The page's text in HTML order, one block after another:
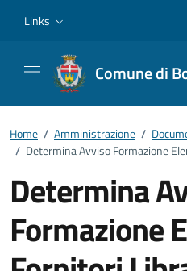
Links
Comune di
Home / Amministrazione /
/ Determina Avviso Formazione
Determina
Formazione